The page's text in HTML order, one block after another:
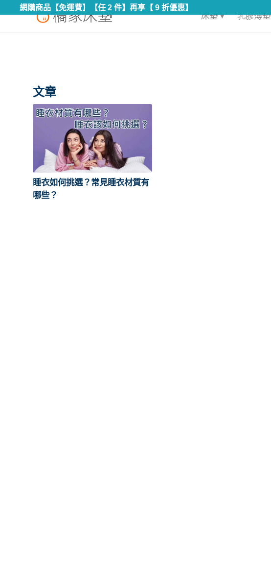
網購商品【免運費】【任 2 件】再享【 9 折優惠】
床墊 ▾ 乳膠薄墊
文章
睡衣如何挑選？常見睡衣材質有
哪些？